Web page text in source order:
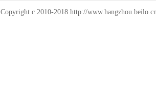
Copyright c 2010-2018 http://